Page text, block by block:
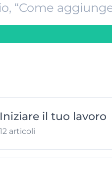
Iniziare il tuo lavoro
12 articoli